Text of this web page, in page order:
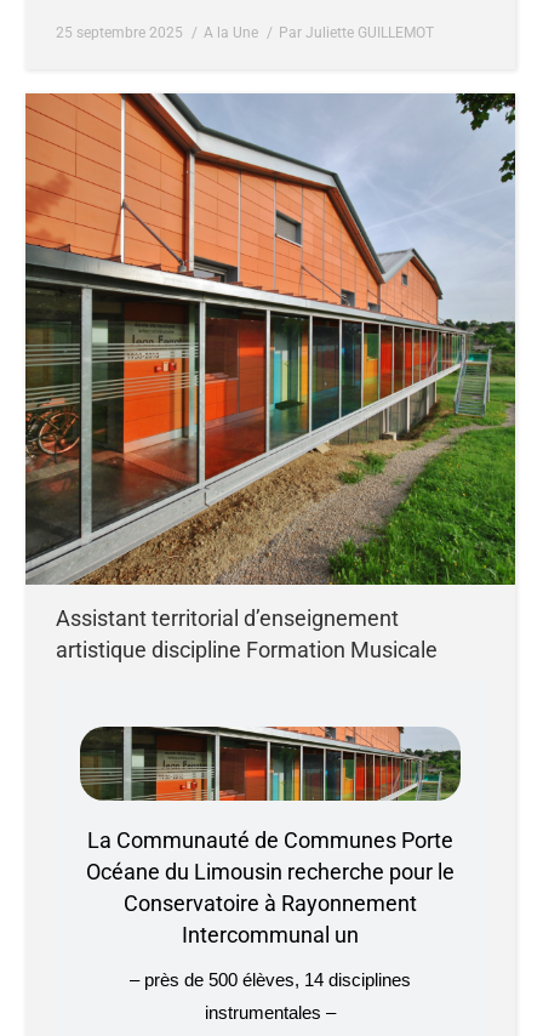
25 septembre 2025 A la Une ParJuliette GUILLEMOT
Assistant territorial d’enseignement
artistique discipline Formation Musicale
La Communauté de Communes Porte
Océane du Limousin recherche pour le
Conservatoire à Rayonnement
Intercommunal un
– près de 500 élèves, 14 disciplines
instrumentales –